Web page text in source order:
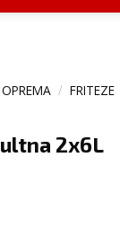
/ FRITEZE
2x6L